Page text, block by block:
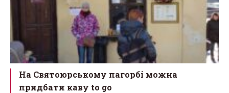
На Святоюрському пагорбі можна
придбати каву to go